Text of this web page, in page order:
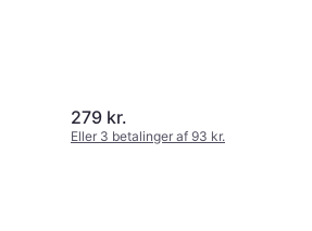
279 kr.
Eller 3 betalinger af 93 kr.